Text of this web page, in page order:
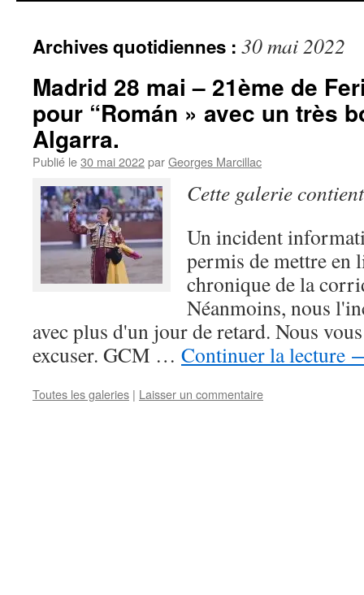
Archives quotidiennes : 30 mai 2022
Madrid 28 mai – 21ème de
pour “Román » avec un très
Algarra.
Publié le30 mai 2022parGeorges Marcillac
Cette galerie
Un incident
permis de mettre en
chronique de la
Néanmoins, nous
avec plus d'un jour de retard. Nous
excuser. GCM … Continuer la lecture
Toutes les galeries | Laisser un commentaire